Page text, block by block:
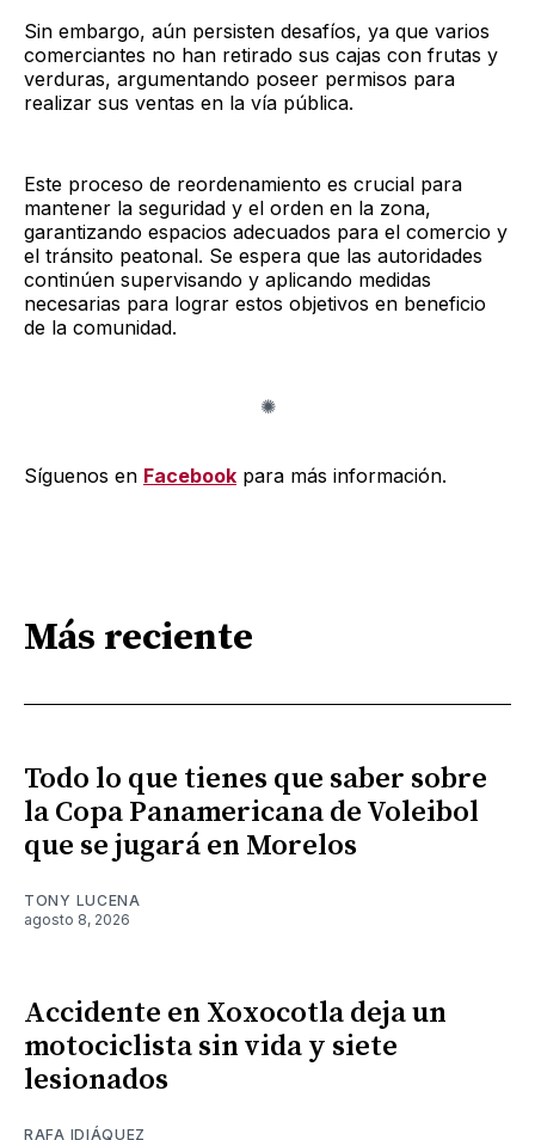
Sin embargo, aún persisten desafíos, ya que varios
comerciantes no han retirado sus cajas con frutas y
verduras, argumentando poseer permisos para
realizar sus ventas en la vía pública.
Este proceso de reordenamiento es crucial para
mantener la seguridad y el orden en la zona,
garantizando espacios adecuados para el comercio y
el tránsito peatonal. Se espera que las autoridades
continúen supervisando y aplicando medidas
necesarias para lograr estos objetivos en beneficio
de la comunidad.
Síguenos en Facebook para más información.
Más reciente
Todo lo que tienes que saber sobre
la Copa Panamericana de Voleibol
que se jugará en Morelos
TONY LUCENA
agosto 8, 2026
Accidente en Xoxocotla deja un
motociclista sin vida y siete
lesionados
RAFA IDIÁQUEZ